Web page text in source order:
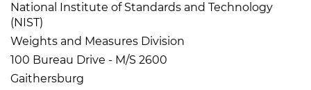
National Institute of Standards and Technology
(NIST)
Weights and Measures Division
100 Bureau Drive - M/S 2600
Gaithersburg